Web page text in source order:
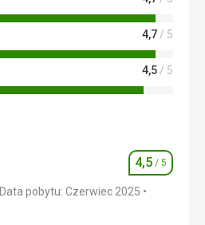
4,7 / 5
4,5 / 5
Ocena
4,5 / 5
Data pobytu: Czerwiec 2025